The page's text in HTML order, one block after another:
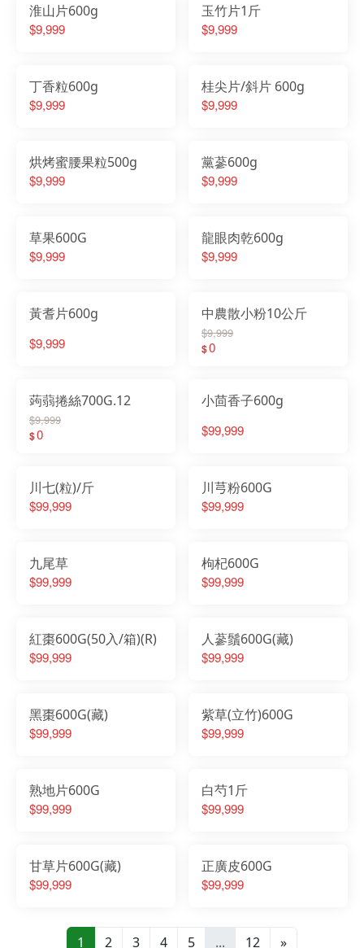
淮山片600g
$9,999
玉竹片1斤
$9,999
丁香粒600g
$9,999
桂尖片/斜片 600g
$9,999
烘烤蜜腰果粒500g
$9,999
黨蔘600g
$9,999
草果600G
$9,999
龍眼肉乾600g
$9,999
黃耆片600g
$9,999
中農散小粉10公斤
$9,999
$0
蒟蒻捲絲700G.12
$9,999
$0
小茴香子600g
$99,999
川七(粒)/斤
$99,999
川芎粉600G
$99,999
九尾草
$99,999
枸杞600G
$99,999
紅棗600G(50入/箱)(R)
$99,999
人蔘鬚600G(藏)
$99,999
黑棗600G(藏)
$99,999
紫草(立竹)600G
$99,999
熟地片600G
$99,999
白芍1斤
$99,999
甘草片600G(藏)
$99,999
正廣皮600G
$99,999
1 2 3 4 5 ... 12 »